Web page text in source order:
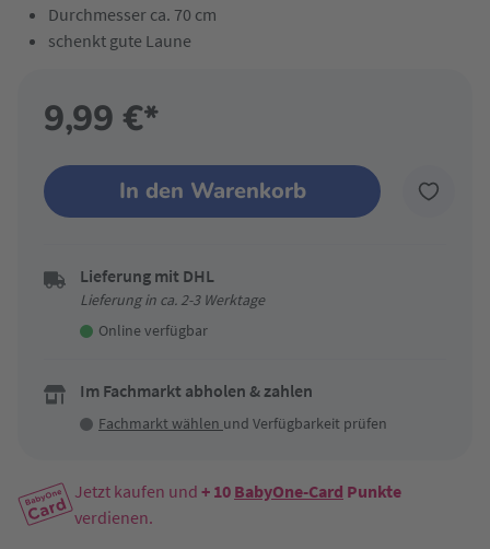
Durchmesser ca. 70 cm
schenkt gute Laune
9,99 €*
In den Warenkorb
Lieferung mit DHL
Lieferung in ca. 2-3 Werktage
Online verfügbar
Im Fachmarkt abholen & zahlen
Fachmarkt wählen und Verfügbarkeit prüfen
Jetzt kaufen und + 10 BabyOne-Card Punkte
verdienen.